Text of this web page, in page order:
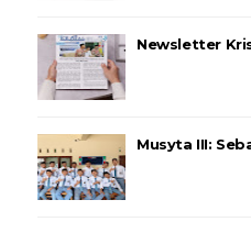
Newsletter
Musyta III: